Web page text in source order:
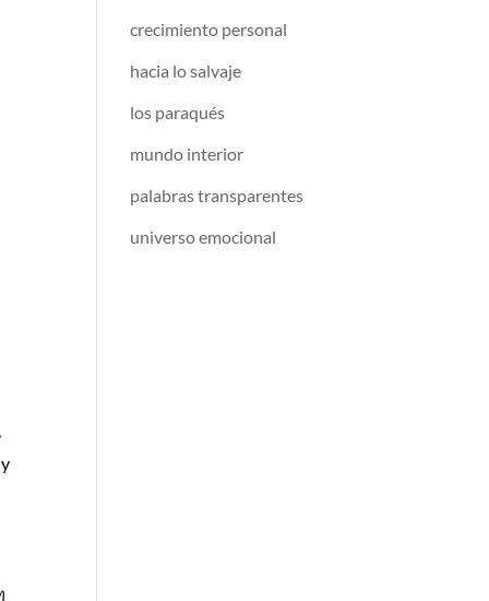
crecimiento personal
hacia lo salvaje
los paraqués
mundo interior
palabras transparentes
universo emocional